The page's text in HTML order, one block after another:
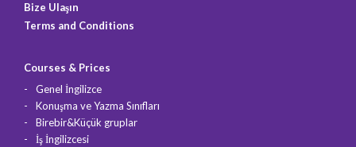
Bize Ulaşın
Terms and Conditions
Courses & Prices
Genel İngilizce
Konuşma ve Yazma Sınıfları
Birebir&Küçük gruplar
İş İngilizcesi